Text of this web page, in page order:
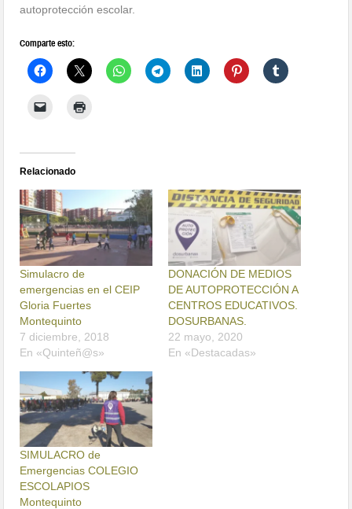
autoprotección escolar.
Comparte esto:
Relacionado
Simulacro de
emergencias en el CEIP
Gloria Fuertes
Montequinto
7 diciembre, 2018
En «Quinteñ@s»
DONACIÓN DE MEDIOS
DE AUTOPROTECCIÓN A
CENTROS EDUCATIVOS.
DOSURBANAS.
22 mayo, 2020
En «Destacadas»
SIMULACRO de
Emergencias COLEGIO
ESCOLAPIOS
Montequinto